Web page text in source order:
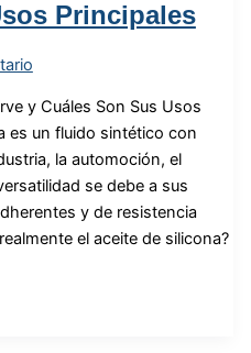
Principales
y Cuáles Son Sus Usos
es un fluido sintético con
la automoción, el
se debe a sus
y de resistencia
el aceite de silicona?